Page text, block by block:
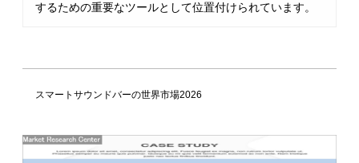
するための重要なツールとして位置付けられています。
スマートサウンドバーの世界市場2026